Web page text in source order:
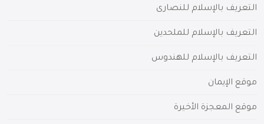
التعريف بالإسلام للنصارى
التعريف بالإسلام للملحدين
التعريف بالإسلام للهندوس
موقع الإيمان
موقع المعجزة الأخيرة